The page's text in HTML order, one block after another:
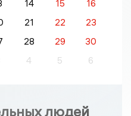
14 15
16
21 22
23
28 29
30
4 5 6
людей